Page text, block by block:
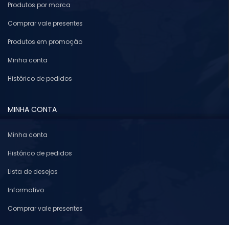
Produtos por marca
Comprar vale presentes
Produtos em promoção
Minha conta
Histórico de pedidos
MINHA CONTA
Minha conta
Histórico de pedidos
Lista de desejos
Informativo
Comprar vale presentes